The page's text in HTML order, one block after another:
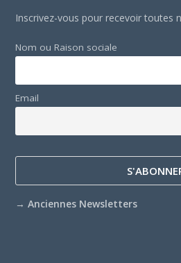
Inscrivez-vous pour recevoir toutes
Nom ou Raison sociale
Email
→Anciennes Newsletters